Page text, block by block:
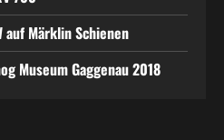
auf Märklin Schienen
Museum Gaggenau 2018